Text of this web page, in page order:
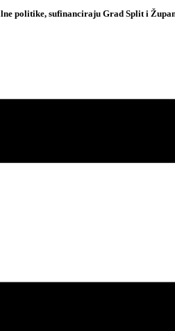
sufinanciraju Grad Split i